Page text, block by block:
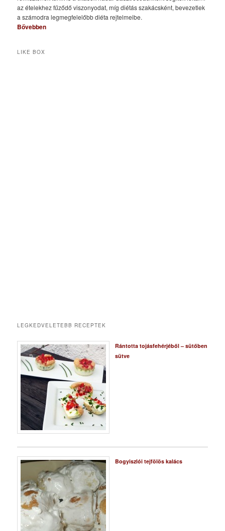
az ételekhez fűződő viszonyodat, míg diétás szakácsként, bevezetlek
a számodra legmegfelelőbb diéta rejtelmeibe.
Bővebben
LIKE BOX
LEGKEDVELETEBB RECEPTEK
Rántotta tojásfehérjéből – sütőben
sütve
Bogyiszlói tejfölös kalács